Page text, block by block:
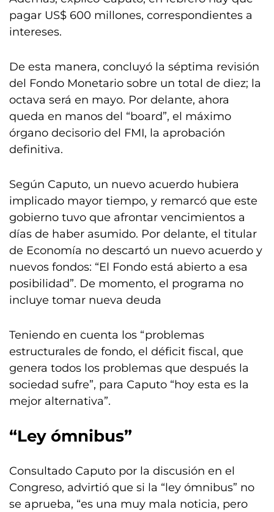
pagar US$ 600 millones, correspondientes a
intereses.
De esta manera, concluyó la séptima revisión
del Fondo Monetario sobre un total de diez; la
octava será en mayo. Por delante, ahora
queda en manos del “board”, el máximo
órgano decisorio del FMI, la aprobación
definitiva.
Según Caputo, un nuevo acuerdo hubiera
implicado mayor tiempo, y remarcó que este
gobierno tuvo que afrontar vencimientos a
días de haber asumido. Por delante, el titular
de Economía no descartó un nuevo acuerdo y
nuevos fondos: “El Fondo está abierto a esa
posibilidad”. De momento, el programa no
incluye tomar nueva deuda
Teniendo en cuenta los “problemas
estructurales de fondo, el déficit fiscal, que
genera todos los problemas que después la
sociedad sufre”, para Caputo “hoy esta es la
mejor alternativa”.
“Ley ómnibus”
Consultado Caputo por la discusión en el
Congreso, advirtió que si la “ley ómnibus” no
se aprueba, “es una muy mala noticia, pero